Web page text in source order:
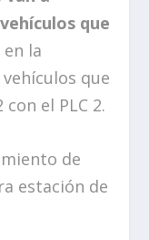
que
en la
que
el PLC 2.
de
estación de